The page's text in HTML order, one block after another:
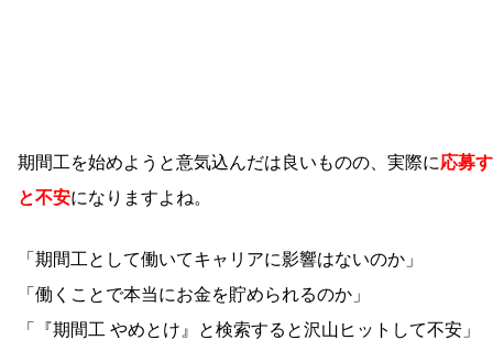
期間工を始めようと意気込んだは良いものの、実際に応募
と不安になりますよね。
「期間工として働いてキャリアに影響はないのか」
「働くことで本当にお金を貯められるのか」
「『期間工 やめとけ』と検索すると沢山ヒットして不安」